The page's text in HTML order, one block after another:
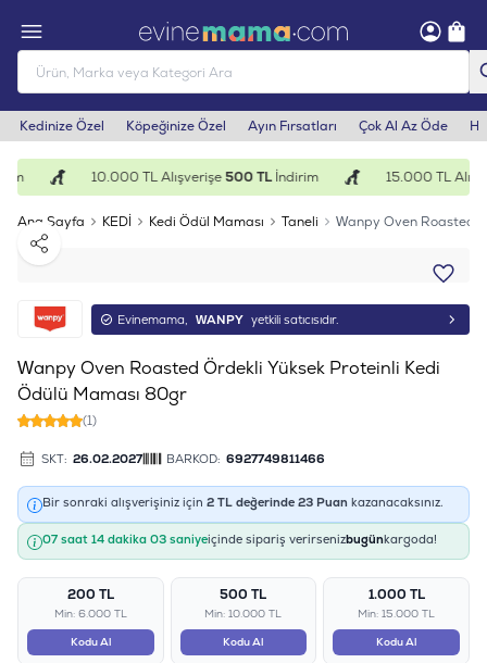
Kedinize Özel Köpeğinize Özel Ayın Fırsatları Çok Al Az Öde
10.000 TL Alışverişe500 TLİndirim 15.000 TL
Ana Sayfa KEDİ Kedi Ödül Maması Taneli
Wanpy Oven Roasted
Paylaş
Evinemama, WANPY yetkili satıcısıdır.
Wanpy Oven Roasted Ördekli Yüksek Proteinli Kedi
Ödülü Maması 80gr
(1)
SKT: 26.02.2027 BARKOD: 6927749811466
Bir sonraki alışverişiniz için 2 TL değerinde 23 Puan kazanacaksınız.
07 saat 14 dakika 03 saniyeiçinde sipariş verirsenizbugünkargoda!
200 TL
Min: 6.000 TL
Kodu Al
500 TL
Min: 10.000 TL
Kodu Al
1.000 TL
Min: 15.000 TL
Kodu Al